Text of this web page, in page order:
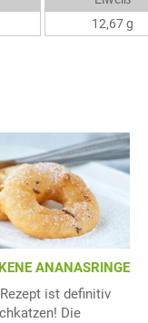
12,67 g
ANANASRINGE
ist definitiv
Die